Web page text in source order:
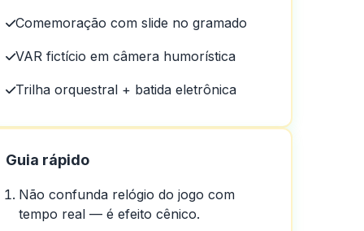
Comemoração com slide no gramado
VAR fictício em câmera humorística
Trilha orquestral + batida eletrônica
Guia rápido
Não confunda relógio do jogo com
tempo real — é efeito cênico.